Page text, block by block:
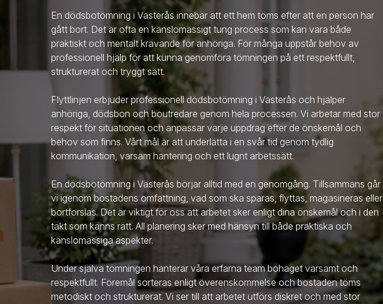
En dödsbotömning i Västeråsinnebär att ett hem töms efter att en person har
gått bort. Det är ofta en känslomässigt tung process som kan vara både
praktiskt och mentalt krävande för anhöriga. För många uppstår behov av
professionell hjälp för att kunna genomföra tömningen på ett respektfullt,
strukturerat och tryggt sätt.
Flyttlinjen erbjuder professionell dödsbotömning i Västerås och hjälper
anhöriga, dödsbon och boutredare genom hela processen. Vi arbetar med stor
respekt för situationen och anpassar varje uppdrag efter de önskemål och
behov som finns. Vårt mål är att underlätta i en svår tid genom tydlig
kommunikation, varsam hantering och ett lugnt arbetssätt.
En dödsbotömning i Västerås börjar alltid med en genomgång. Tillsammans går
vi igenom bostadens omfattning, vad som ska sparas, flyttas, magasineras eller
bortforslas. Det är viktigt för oss att arbetet sker enligt dina önskemål och i den
takt som känns rätt. All planering sker med hänsyn till både praktiska och
känslomässiga aspekter.
Under själva tömningen hanterar våra erfarna team bohaget varsamt och
respektfullt. Föremål sorteras enligt överenskommelse och bostaden töms
metodiskt och strukturerat. Vi ser till att arbetet utförs diskret och med stor